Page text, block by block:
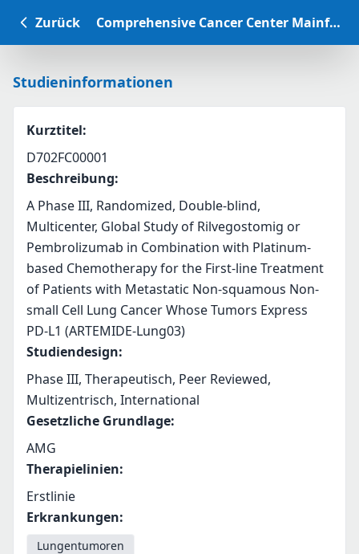
Zurück Comprehensive Cancer Center Mainfranken Studiendatenbank
Studieninformationen
Kurztitel:
D702FC00001
Beschreibung:
A Phase III, Randomized, Double-blind,
Multicenter, Global Study of Rilvegostomig or
Pembrolizumab in Combination with Platinum-
based Chemotherapy for the First-line Treatment
of Patients with Metastatic Non-squamous Non-
small Cell Lung Cancer Whose Tumors Express
PD-L1 (ARTEMIDE-Lung03)
Studiendesign:
Phase III, Therapeutisch, Peer Reviewed,
Multizentrisch, International
Gesetzliche Grundlage:
AMG
Therapielinien:
Erstlinie
Erkrankungen:
Lungentumoren